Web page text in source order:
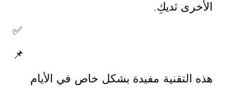
الأخرى ثديكِ.
✅
📌
هذه التقنية مفيدة بشكل خاص في الأيام